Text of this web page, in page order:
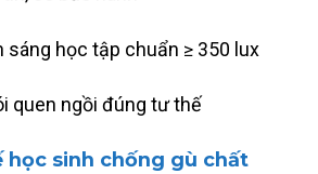
sáng học tập chuẩn ≥ 350 lux
quen ngồi đúng tư thế
học sinh chống gù chất